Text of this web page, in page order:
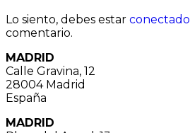
Lo siento, debes estar conectado
comentario.
MADRID
Calle Gravina, 12
28004 Madrid
España
MADRID